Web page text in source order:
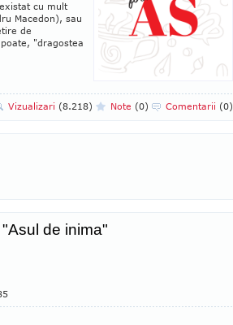
cu mult
Mace­don), sau
de
"dragostea
Vizualizari (8.218) Note (0) Comentarii (0)
de inima"